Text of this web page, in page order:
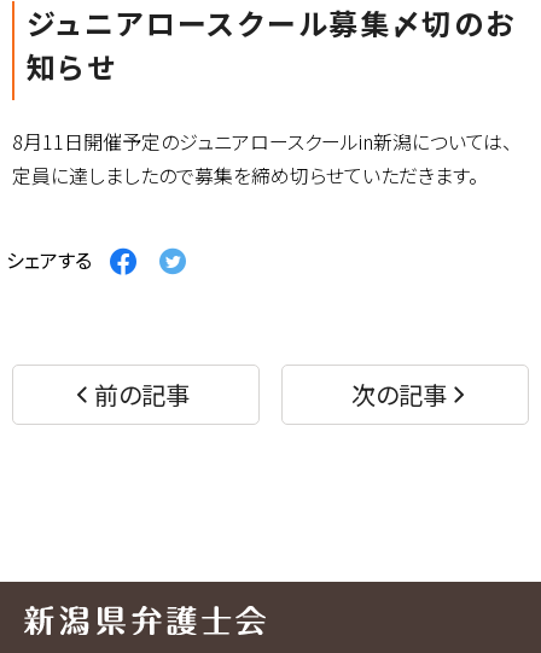
ジュニアロースクール募集〆切のお
知らせ
8月11日開催予定のジュニアロースクールin新潟については、
定員に達しましたので募集を締め切らせていただきます。
シェアする Facebook
す
る
Twitter
す
る
前の記事 次の記事